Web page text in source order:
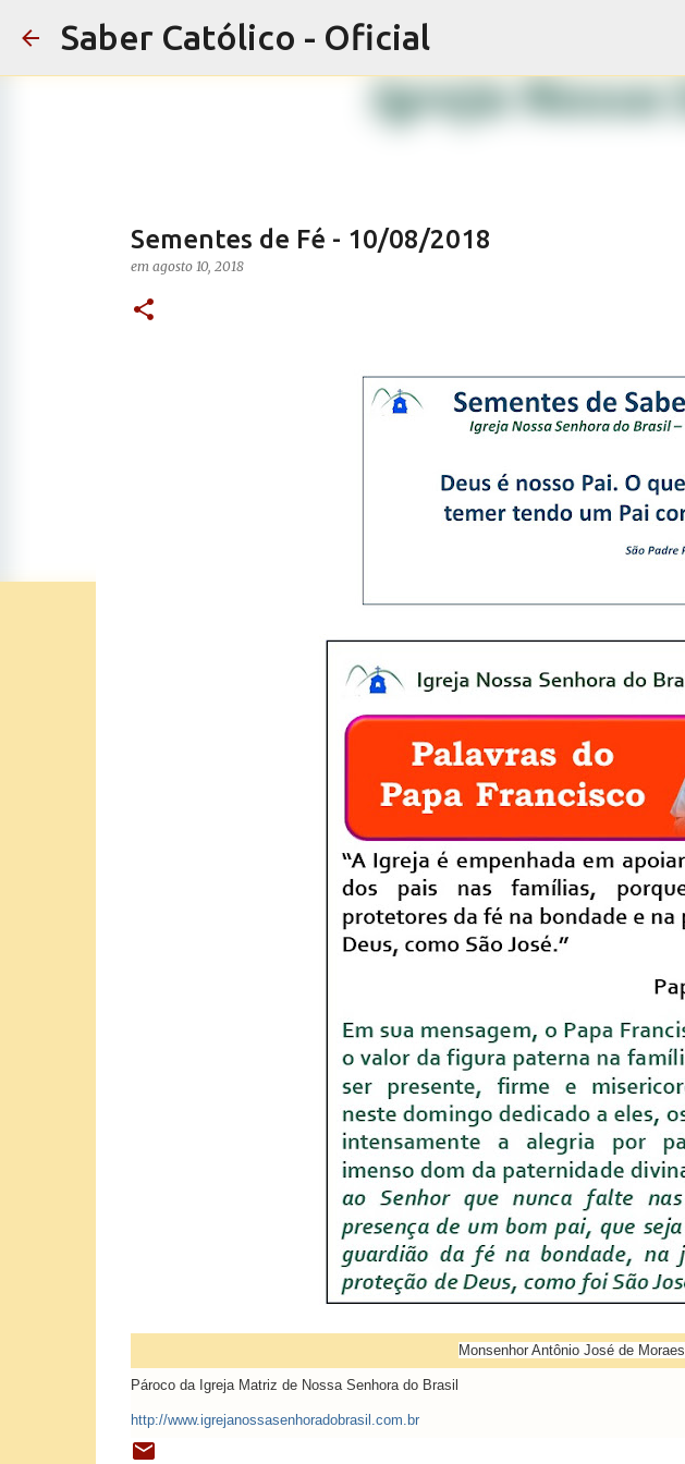
Saber Católico - Oficial
Sementes de Fé - 10/08/2018
em agosto 10, 2018
Monsenhor Antônio José de Moraes
Pároco da Igreja Matriz de Nossa Senhora do Brasil
http://www.igrejanossasenhoradobrasil.com.br